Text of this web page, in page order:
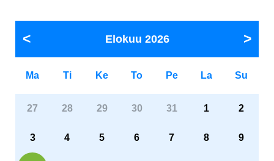
Elokuu 2026
Ma Ti Ke To Pe La Su
27 28 29 30 31 1 2
3 4 5 6 7 8 9